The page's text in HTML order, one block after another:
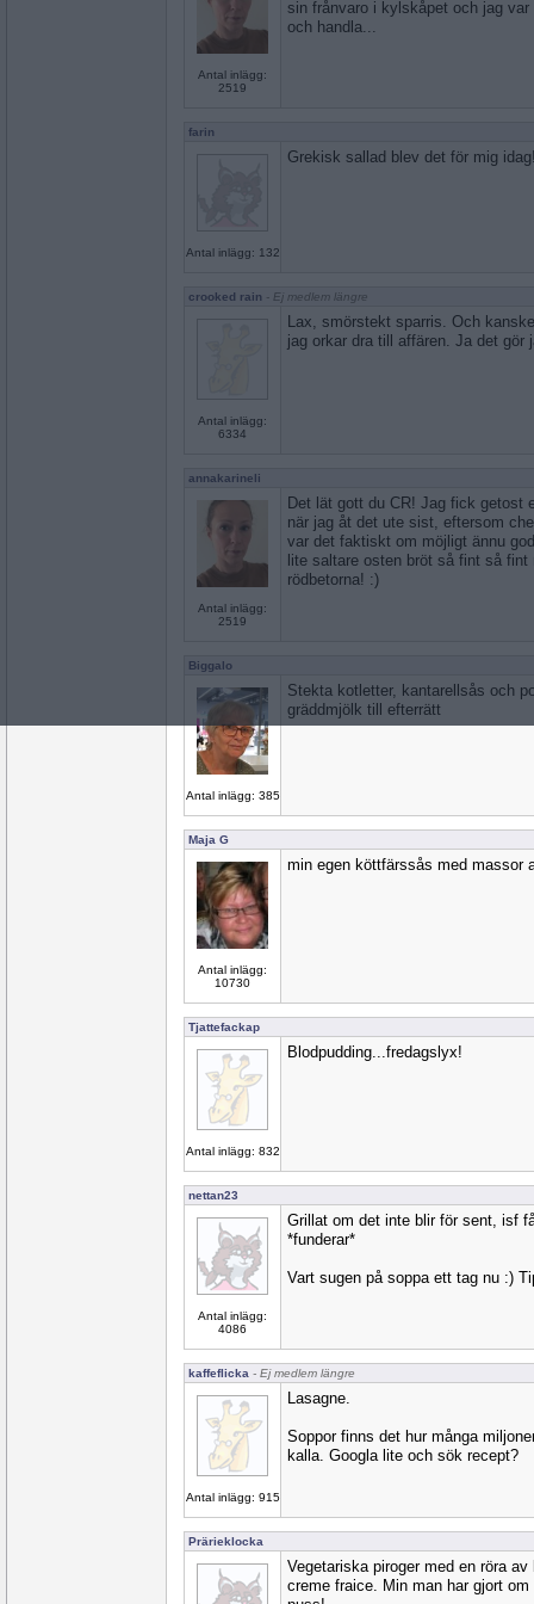
Antal inlägg:
2519
sin frånvaro i kylskåpet och jag
och handla...
farin
Antal inlägg: 132
Grekisk sallad blev det för mig
crooked rain - Ej medlem längre
Antal inlägg:
6334
Lax, smörstekt sparris. Och
jag orkar dra till affären. Ja det gör
annakarineli
Antal inlägg:
2519
Det lät gott du CR! Jag fick getost
när jag åt det ute sist, eftersom
var det faktiskt om möjligt ännu
lite saltare osten bröt så fint så
rödbetorna! :)
Biggalo
Antal inlägg: 385
Stekta kotletter, kantarellsås och
gräddmjölk till efterrätt
Maja G
Antal inlägg:
10730
min egen köttfärssås med massor
Tjattefackap
Antal inlägg: 832
Blodpudding...fredagslyx!
nettan23
Antal inlägg:
4086
Grillat om det inte blir för sent, isf
*funderar*
Vart sugen på soppa ett tag nu :)
kaffeflicka - Ej medlem längre
Antal inlägg: 915
Lasagne.
Soppor finns det hur många
kalla. Googla lite och sök recept?
Prärieklocka
Vegetariska piroger med en röra
creme fraice. Min man har gjort